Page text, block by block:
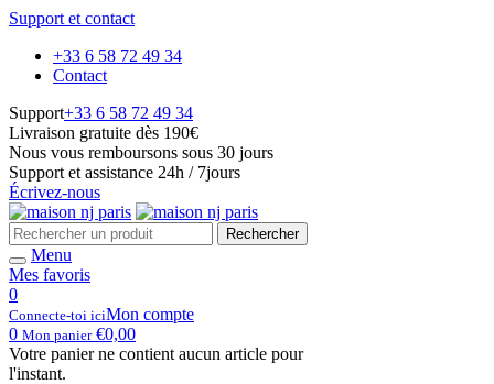
Support et contact
+33 6 58 72 49 34
Contact
Support+33 6 58 72 49 34
Livraison gratuite dès 190€
Nous vous remboursons sous 30 jours
Support et assistance 24h / 7jours
Écrivez-nous
Rechercher
Menu
Mes favoris
0
Connecte-toi iciMon compte
0 Mon panier€0,00
Votre panier ne contient aucun article pour
l'instant.